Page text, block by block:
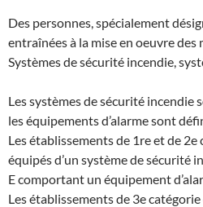
Des personnes, spécialement
entraînées à la mise en oeuvre des
Systèmes de sécurité incendie,
Les systèmes de sécurité incendie
les équipements d’alarme sont
Les établissements de 1re et de
équipés d’un système de sécurité
E comportant un équipement
Les établissements de 3e